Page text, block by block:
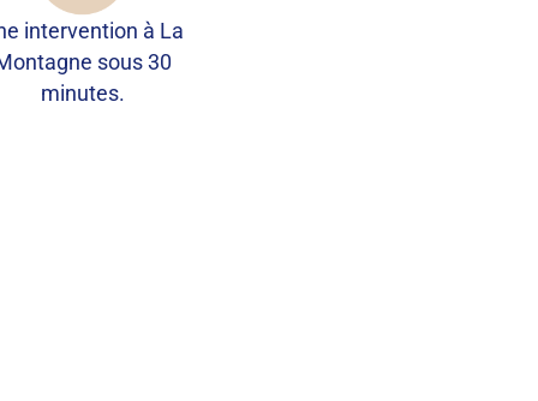
intervention à La
sous 30
minutes.